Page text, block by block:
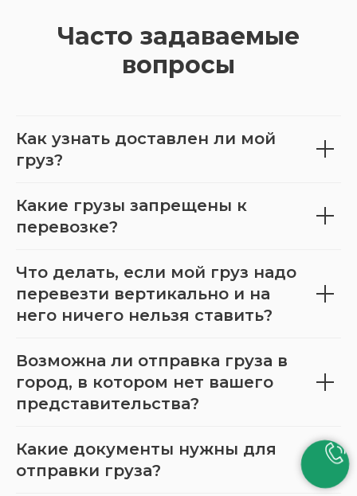
Часто задаваемые
вопросы
Как узнать доставлен ли мой
груз?
Какие грузы запрещены к
перевозке?
Что делать, если мой груз надо
перевезти вертикально и на
него ничего нельзя ставить?
Возможна ли отправка груза в
город, в котором нет вашего
представительства?
Какие документы нужны для
отправки груза?